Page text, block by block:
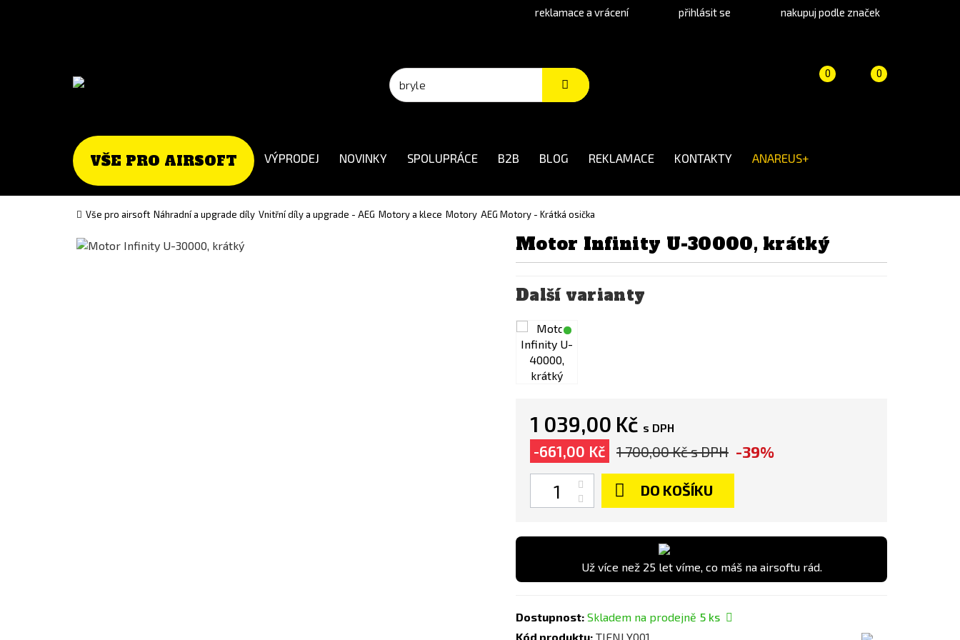
reklamace a vrácení přihlásit se nakupuj podle značek
Košík 0
(prázdný)
Porovnání
0
VŠE PRO AIRSOFT VÝPRODEJ NOVINKY SPOLUPRÁCE B2B BLOG REKLAMACE KONTAKTY ANAREUS+
Vše pro airsoft Náhradní a upgrade díly Vnitřní díly a upgrade - AEG Motory a klece Motory AEG Motory - Krátká osička
Motor Infinity U-30000, krátký
Další varianty
1 039,00 Kč s DPH
-661,00 Kč 1 700,00 Kčs DPH -39%
DO KOŠÍKU
Už více než 25 let víme, co máš na airsoftu rád.
Dostupnost: Skladem na prodejně 5 ks
Kód produktu: TIENLY001